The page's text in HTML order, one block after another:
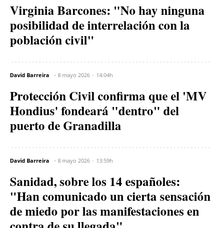
Virginia Barcones: "No hay ninguna
posibilidad de interrelación con la
población civil"
David Barreira 8 mayo 2026 14:04h
Protección Civil confirma que el 'MV
Hondius' fondeará "dentro" del
puerto de Granadilla
David Barreira 8 mayo 2026 13:59h
Sanidad, sobre los 14 españoles:
"Han comunicado un cierta sensación
de miedo por las manifestaciones en